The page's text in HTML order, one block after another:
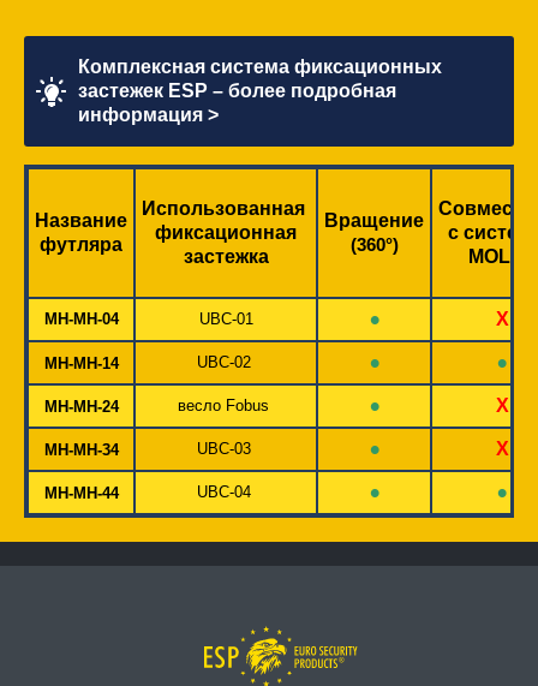
Комплексная система фиксационных
застежек ESP – более подробная
информация >
Название
футляра
Использованная
фиксационная
застежка
Вращение
(360°)
с
MOLLE
MH-MH-04 UBC-01 • X
MH-MH-14 UBC-02 • •
MH-MH-24 весло Fobus • X
MH-MH-34 UBC-03 • X
MH-MH-44 UBC-04 • •